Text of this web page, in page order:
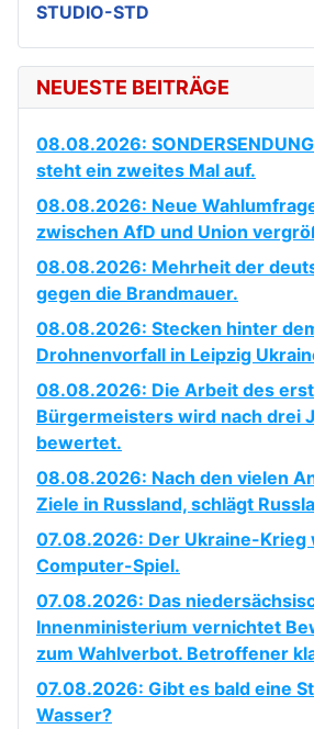
STUDIO-STD
NEUESTE BEITRÄGE
08.08.2026:
steht ein zweites Mal auf.
08.08.2026: Neue
zwischen AfD und Union
08.08.2026: Mehrheit der
gegen die Brandmauer.
08.08.2026: Stecken hinter
Drohnenvorfall in Leipzig
08.08.2026: Die Arbeit des
Bürgermeisters wird nach drei
bewertet.
08.08.2026: Nach den vielen
Ziele in Russland, schlägt
07.08.2026: Der Ukraine-Krieg
Computer-Spiel.
07.08.2026: Das
Innenministerium vernichtet
zum Wahlverbot. Betroffener
07.08.2026: Gibt es bald eine
Wasser?